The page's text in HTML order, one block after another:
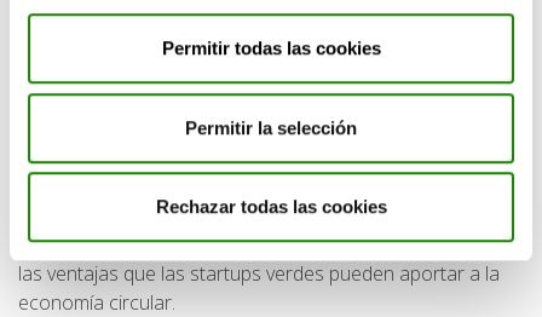
Permitir todas las cookies
Permitir la selección
Rechazar todas las cookies
económico y beneficios para la sociedad y el
No obstante, la necesidad de inversión en tecnología, la
carencia de una infraestructura adecuada, la competencia
de los modelos de negocio tradicionales o la necesidad de
adaptación de la mentalidad de la sociedad y de los
hábitos de consumo sonobstáculos a largo plazo que
todavía están por superarpara poder aprovechar todas
las ventajas que las startups verdes pueden aportar a la
economía circular.